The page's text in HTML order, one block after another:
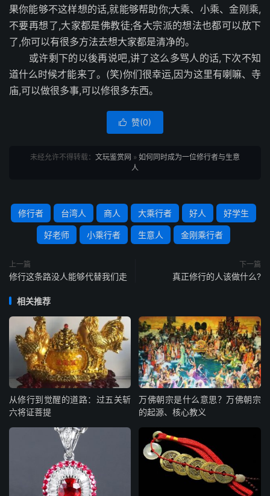
果你能够不这样想的话,就能够帮助你;大乘、小乘、金刚乘,
不要再想了,大家都是佛教徒;各大宗派的想法也都可以放下
了,你可以有很多方法去想大家都是清净的。
或许剩下的以後再说吧,讲了这么多骂人的话,下次不知
道什么时候才能来了。(笑)你们很幸运,因为这里有喇嘛、寺
庙,可以做很多事,可以修很多东西。
 赞(0)
未经允许不得转载： 文玩鉴赏网 » 如何同时成为一位修行者与生意
人
修行者 台湾人 商人 大乘行者 好人 好学生
好老师 小乘行者 生意人 金刚乘行者
上一篇
修行这条路没人能够代替我们走
下一篇
真正修行的人该做什么?
相关推荐
从修行到觉醒的道路：过五关斩
六将证菩提
万佛朝宗是什么意思？万佛朝宗
的起源、核心教义